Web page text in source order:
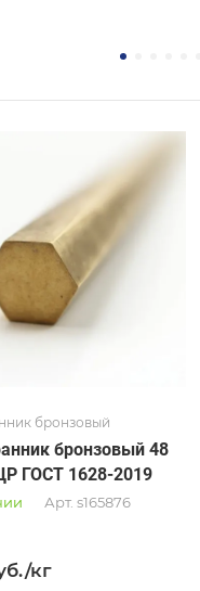
бронзовый
бронзовый 48
ГОСТ 1628-2019
Арт. s165876
/кг
ГОСТ, ТУ
ТУ 48-21-60-80
мм